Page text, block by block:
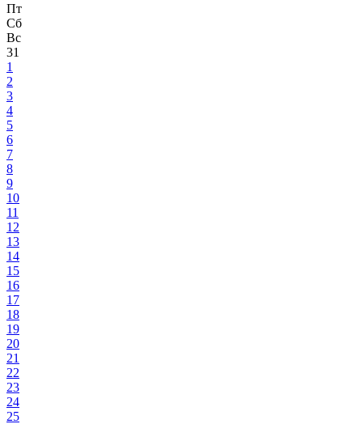
Пт
Сб
Вс
31
1
2
3
4
5
6
7
8
9
10
11
12
13
14
15
16
17
18
19
20
21
22
23
24
25